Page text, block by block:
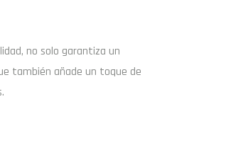
, no solo garantiza un
también añade un toque de